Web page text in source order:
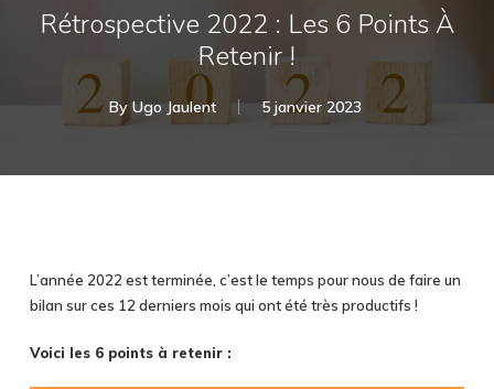
Rétrospective 2022 : Les 6 Points À
Retenir !
By Ugo Jaulent 5 janvier 2023
L’année 2022 est terminée, c’est le temps pour nous de faire un
bilan sur ces 12 derniers mois qui ont été très productifs !
Voici les 6 points à retenir :